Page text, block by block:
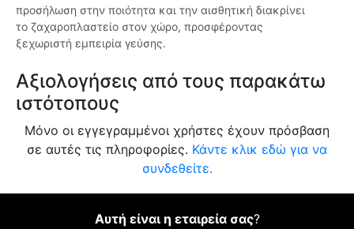
προσήλωση στην ποιότητα και την αισθητική διακρίνει
το ζαχαροπλαστείο στον χώρο, προσφέροντας
ξεχωριστή εμπειρία γεύσης.
Αξιολογήσεις από τους παρακάτω
ιστότοπους
Μόνο οι εγγεγραμμένοι χρήστες έχουν πρόσβαση
σε αυτές τις πληροφορίες. Κάντε κλικ εδώ για να
συνδεθείτε.
Αυτή είναι η εταιρεία σας?